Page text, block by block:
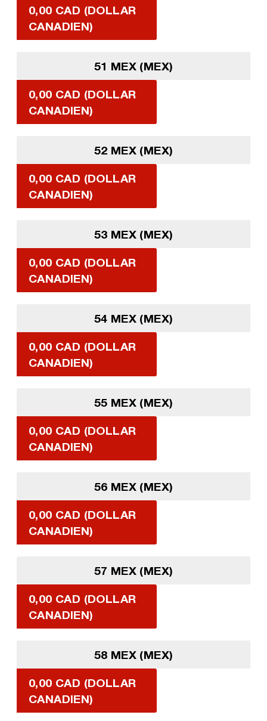
0,00 CAD (DOLLAR
CANADIEN)
51 MEX (MEX)
0,00 CAD (DOLLAR
CANADIEN)
52 MEX (MEX)
0,00 CAD (DOLLAR
CANADIEN)
53 MEX (MEX)
0,00 CAD (DOLLAR
CANADIEN)
54 MEX (MEX)
0,00 CAD (DOLLAR
CANADIEN)
55 MEX (MEX)
0,00 CAD (DOLLAR
CANADIEN)
56 MEX (MEX)
0,00 CAD (DOLLAR
CANADIEN)
57 MEX (MEX)
0,00 CAD (DOLLAR
CANADIEN)
58 MEX (MEX)
0,00 CAD (DOLLAR
CANADIEN)